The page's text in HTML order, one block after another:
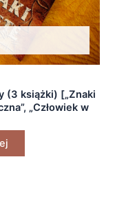
(3 książki) [„Znaki
„Człowiek w